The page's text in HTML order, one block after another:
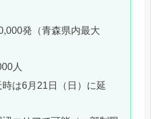
発（青森県内最大
人
は6月21日（日）に延